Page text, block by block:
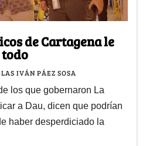
de Cartagena le
IVÁN PÁEZ SOSA
los que gobernaron La
a Dau, dicen que podrían
haber desperdiciado la